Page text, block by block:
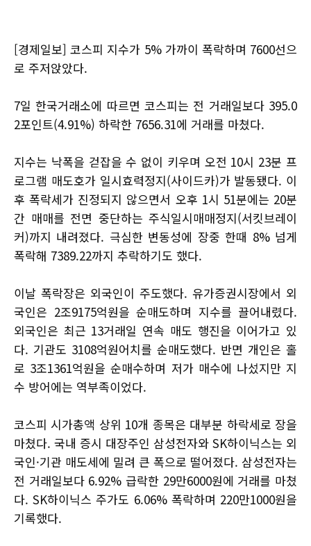
[경제일보] 코스피 지수가 5% 가까이 폭락하며 7600선으
로 주저앉았다.
7일 한국거래소에 따르면 코스피는 전 거래일보다 395.0
2포인트(4.91%) 하락한 7656.31에 거래를 마쳤다.
지수는 낙폭을 걷잡을 수 없이 키우며 오전 10시 23분 프
로그램 매도호가 일시효력정지(사이드카)가 발동됐다. 이
후 폭락세가 진정되지 않으면서 오후 1시 51분에는 20분
간 매매를 전면 중단하는 주식일시매매정지(서킷브레이
커)까지 내려졌다. 극심한 변동성에 장중 한때 8% 넘게
폭락해 7389.22까지 추락하기도 했다.
이날 폭락장은 외국인이 주도했다. 유가증권시장에서 외
국인은 2조9175억원을 순매도하며 지수를 끌어내렸다.
외국인은 최근 13거래일 연속 매도 행진을 이어가고 있
다. 기관도 3108억원어치를 순매도했다. 반면 개인은 홀
로 3조1361억원을 순매수하며 저가 매수에 나섰지만 지
수 방어에는 역부족이었다.
코스피 시가총액 상위 10개 종목은 대부분 하락세로 장을
마쳤다. 국내 증시 대장주인 삼성전자와 SK하이닉스는 외
국인·기관 매도세에 밀려 큰 폭으로 떨어졌다. 삼성전자는
전 거래일보다 6.92% 급락한 29만6000원에 거래를 마쳤
다. SK하이닉스 주가도 6.06% 폭락하며 220만1000원을
기록했다.